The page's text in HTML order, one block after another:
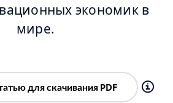
экономик в
мире.
для скачивания PDF